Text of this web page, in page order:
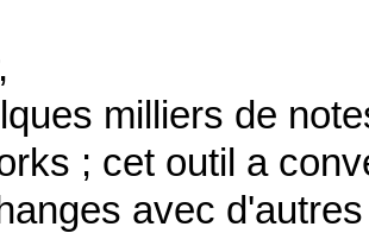
milliers de
; cet outil a
avec